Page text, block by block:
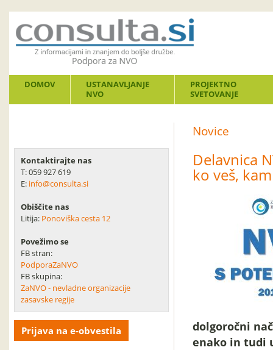
DOMOV
USTANAVLJANJE
NVO
PROJEKTNO
SVETOVANJE
Kontaktirajte nas
T: 059 927 619
E: info@consulta.si
Obiščite nas
Litija: Ponoviška cesta 12
Povežimo se
FB stran:
PodporaZaNVO
FB skupina:
ZaNVO - nevladne organizacije
zasavske regije
Prijava na e-obvestila
Novice
Delavnica
ko veš,
dolgoročni
enako in tudi